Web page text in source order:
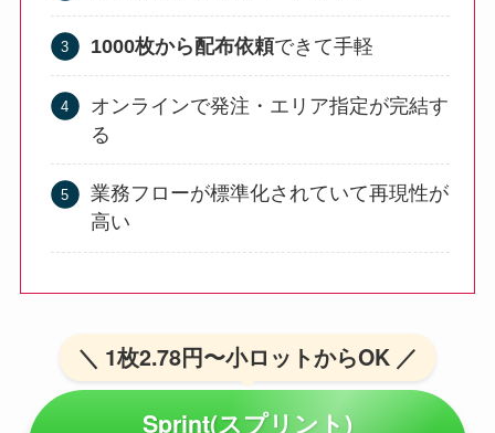
1000枚から配布依頼できて手軽
オンラインで発注・エリア指定が完結す
る
業務フローが標準化されていて再現性が
高い
＼ 1枚2.78円〜小ロットからOK ／
Sprint(スプリント)